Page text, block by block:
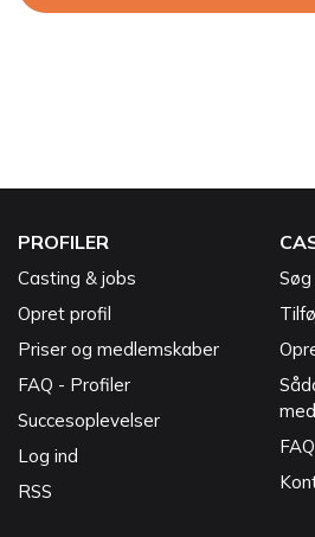
PROFILER
Casting & jobs
Opret profil
Priser og medlemskaber
FAQ - Profiler
Succesoplevelser
Log ind
RSS